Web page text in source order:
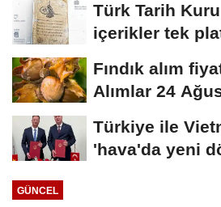
Türk Tarih
içerikler tek
Fındık alım
Alımlar 24
Türkiye ile
'hava'da yeni
GÜNCEL